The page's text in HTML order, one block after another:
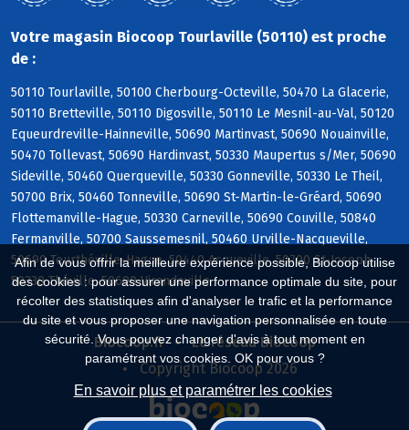
Afin de vous offrir la meilleure expérience possible, Biocoop utilise
des cookies : pour assurer une performance optimale du site, pour
récolter des statistiques afin d'analyser le trafic et la performance
du site et vous proposer une navigation personnalisée en toute
sécurité. Vous pouvez changer d'avis à tout moment en
paramétrant vos cookies. OK pour vous ?
En savoir plus et paramétrer les cookies
Votre magasin Biocoop Tourlaville (50110) est proche
de :
50110 Tourlaville, 50100 Cherbourg-Octeville, 50470 La Glacerie,
50110 Bretteville, 50110 Digosville, 50110 Le Mesnil-au-Val, 50120
Equeurdreville-Hainneville, 50690 Martinvast, 50690 Nouainville,
50470 Tollevast, 50690 Hardinvast, 50330 Maupertus s/Mer, 50690
Sideville, 50460 Querqueville, 50330 Gonneville, 50330 Le Theil,
50700 Brix, 50460 Tonneville, 50690 St-Martin-le-Gréard, 50690
Flottemanville-Hague, 50330 Carneville, 50690 Couville, 50840
Fermanville, 50700 Saussemesnil, 50460 Urville-Nacqueville,
50690 Teurthéville-Hague, 50440 Acqueville, 50700 St-Joseph,
50330 Théville, 50690 Virandeville
Biocoop.fr
Le réseau Biocoop
Copyright Biocoop 2026